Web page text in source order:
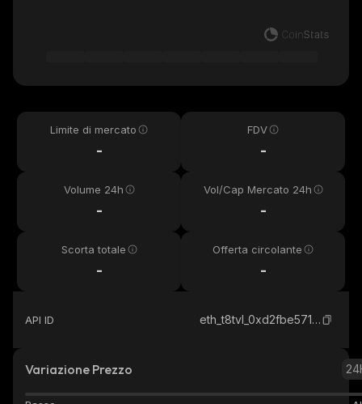
Limite di mercato
-
FDV
-
Volume 24h
-
Vol/Cap Mercato 24h
-
Scorta totale
-
Offerta circolante
-
API ID eth_t8tvl_0xd2fbe571ee772fb2d9d62b42d88541750ae00834
Variazione Prezzo